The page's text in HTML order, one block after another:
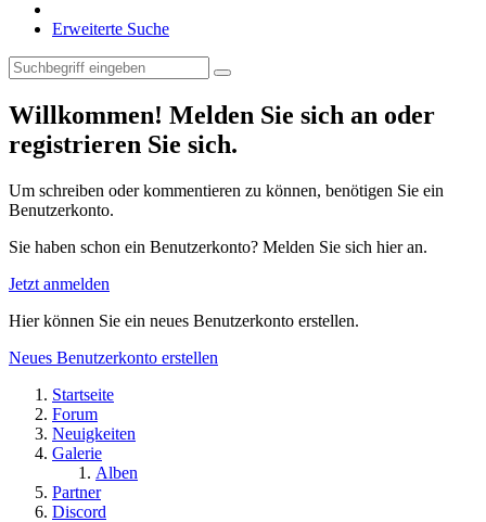
Erweiterte Suche
Willkommen! Melden Sie sich an oder
registrieren Sie sich.
Um schreiben oder kommentieren zu können, benötigen Sie ein
Benutzerkonto.
Sie haben schon ein Benutzerkonto? Melden Sie sich hier an.
Jetzt anmelden
Hier können Sie ein neues Benutzerkonto erstellen.
Neues Benutzerkonto erstellen
Startseite
Forum
Neuigkeiten
Galerie
Alben
Partner
Discord